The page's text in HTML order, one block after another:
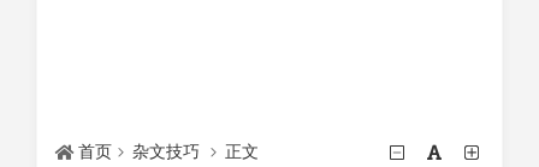
首页 杂文技巧 正文